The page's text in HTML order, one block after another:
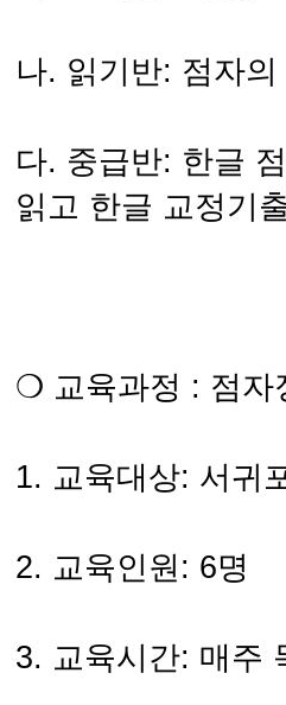
나. 읽기반: 점자
다. 중급반: 한글
읽고 한글 교정기
❍ 교육과정 : 점자
1. 교육대상: 서귀
2. 교육인원: 6명
3. 교육시간: 매주